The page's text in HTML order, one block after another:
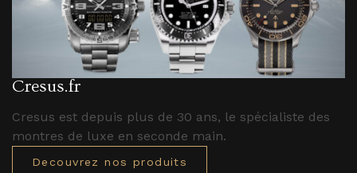
Cresus.fr
Cresus est depuis plus de 30 ans, le spécialiste des
montres de luxe en seconde main.
Decouvrez nos produits